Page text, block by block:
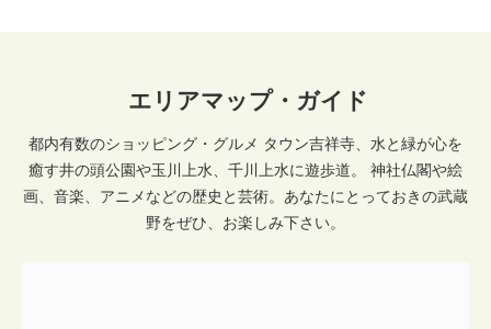
エリアマップ・ガイド
都内有数のショッピング・グルメ タウン吉祥寺、水と緑が心を
癒す井の頭公園や玉川上水、千川上水に遊歩道。 神社仏閣や絵
画、音楽、アニメなどの歴史と芸術。あなたにとっておきの武蔵
野をぜひ、お楽しみ下さい。